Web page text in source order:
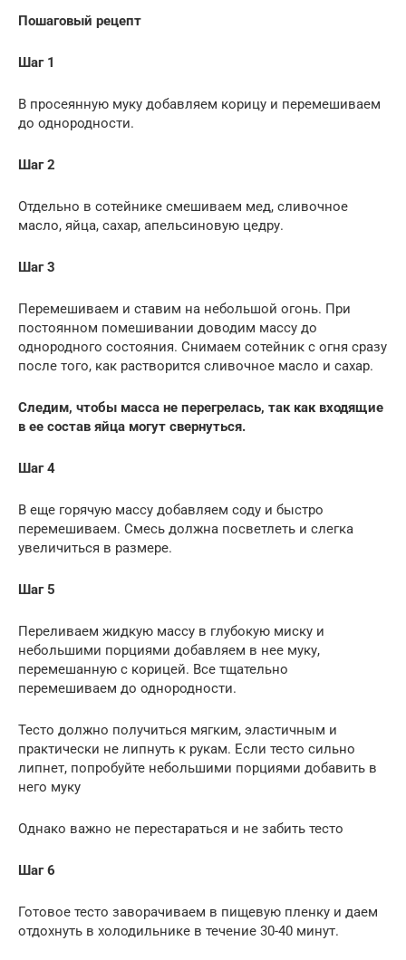
Пошаговый рецепт
Шаг 1
В просеянную муку добавляем корицу и перемешиваем
до однородности.
Шаг 2
Отдельно в сотейнике смешиваем мед, сливочное
масло, яйца, сахар, апельсиновую цедру.
Шаг 3
Перемешиваем и ставим на небольшой огонь. При
постоянном помешивании доводим массу до
однородного состояния. Снимаем сотейник с огня сразу
после того, как растворится сливочное масло и сахар.
Следим, чтобы масса не перегрелась, так как входящие
в ее состав яйца могут свернуться.
Шаг 4
В еще горячую массу добавляем соду и быстро
перемешиваем. Смесь должна посветлеть и слегка
увеличиться в размере.
Шаг 5
Переливаем жидкую массу в глубокую миску и
небольшими порциями добавляем в нее муку,
перемешанную с корицей. Все тщательно
перемешиваем до однородности.
Тесто должно получиться мягким, эластичным и
практически не липнуть к рукам. Если тесто сильно
липнет, попробуйте небольшими порциями добавить в
него муку
Однако важно не перестараться и не забить тесто
Шаг 6
Готовое тесто заворачиваем в пищевую пленку и даем
отдохнуть в холодильнике в течение 30-40 минут.